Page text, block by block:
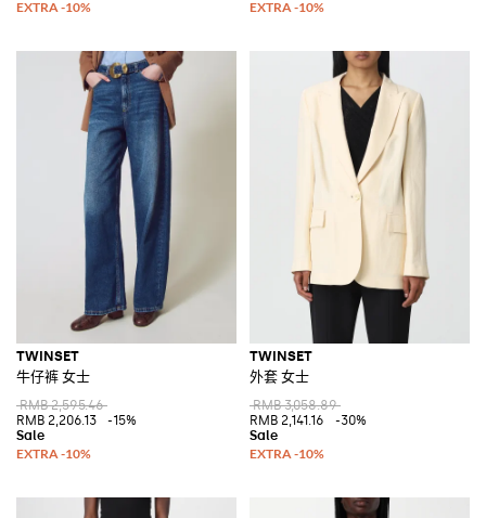
TWINSET
牛仔裤 女士
RMB 2,595.46
RMB 2,206.13
-15%
TWINSET
外套 女士
RMB 3,058.89
RMB 2,141.16
-30%